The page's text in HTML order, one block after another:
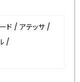
ド / アテッサ /
/